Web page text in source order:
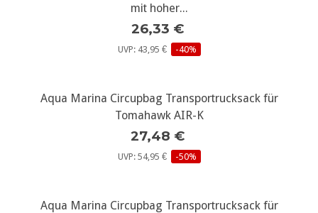
mit hoher...
26,33 €
UVP: 43,95 € -40%
Aqua Marina Circupbag Transportrucksack für
Tomahawk AIR-K
27,48 €
UVP: 54,95 € -50%
Aqua Marina Circupbag Transportrucksack für